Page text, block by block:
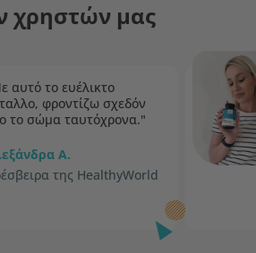
χρηστών μας
αυτό το ευέλικτο
φροντίζω σχεδόν
το σώμα ταυτόχρονα."
Α.
της HealthyWorld